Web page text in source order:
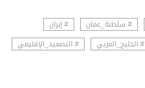
# سلطنة_عمان
# إيران
# الخليج_العربي
# التصعيد_الإقليمي